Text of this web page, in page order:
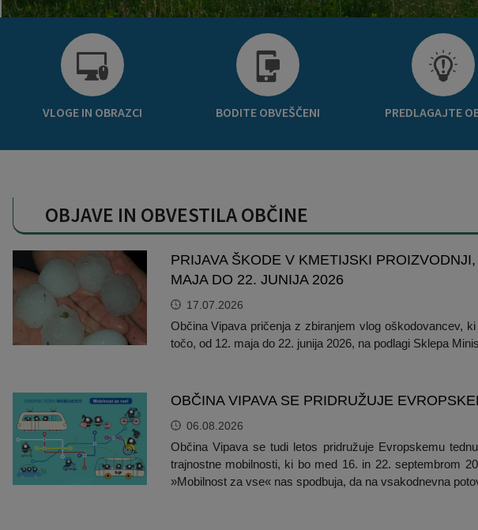
VLOGE IN OBRAZCI BODITE OBVEŠČENI PREDLAGAJTE
OBJAVE IN OBVESTILA OBČINE
PRIJAVA ŠKODE V KMETIJSKI
MAJA DO 22. JUNIJA 2026
17.07.2026
Občina Vipava pričenja z zbiranjem vlog oškodovancev,
točo, od 12. maja do 22. junija 2026, na podlagi Sklepa
OBČINA VIPAVA SE PRIDRUŽUJE
06.08.2026
Občina Vipava se tudi letos pridružuje Evropskemu
trajnostne mobilnosti, ki bo med 16. in 22. septembrom
»Mobilnost za vse« nas spodbuja, da na vsakodnevna
Krajevne skupnosti
Naselja v občini
Strateški dokumenti
Katalog informacij javnega značaja
Predpisi in odloki
Lokalno glasilo
Proračun občine